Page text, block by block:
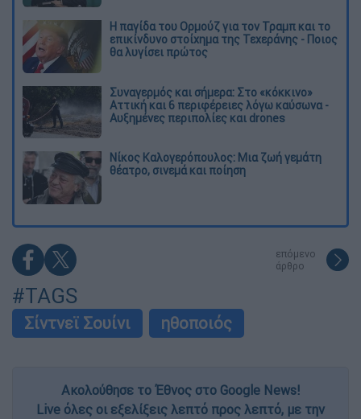
Η παγίδα του Ορμούζ για τον Τραμπ και το
επικίνδυνο στοίχημα της Τεχεράνης - Ποιος
θα λυγίσει πρώτος
Συναγερμός και σήμερα: Στο «κόκκινο»
Αττική και 6 περιφέρειες λόγω καύσωνα -
Αυξημένες περιπολίες και drones
Νίκος Καλογερόπουλος: Μια ζωή γεμάτη
θέατρο, σινεμά και ποίηση
επόμενο
άρθρο
#TAGS
Σίντνεϊ Σουίνι ηθοποιός
Ακολούθησε το Έθνος στο Google News!
Live όλες οι εξελίξεις λεπτό προς λεπτό, με την